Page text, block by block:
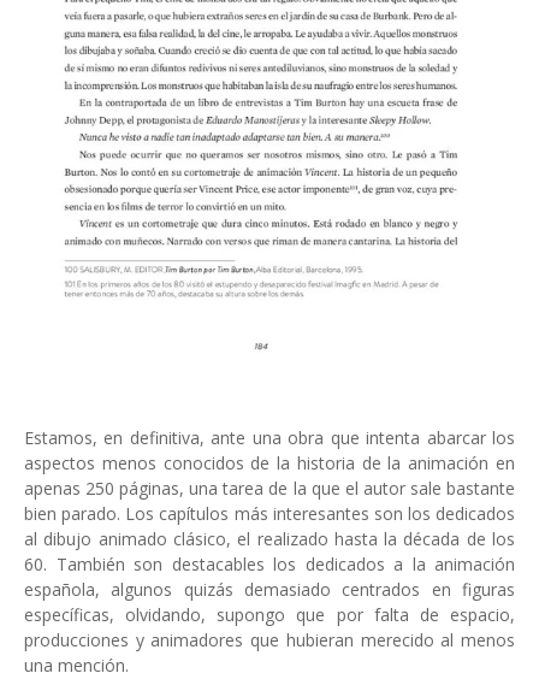
Estamos, en definitiva, ante una obra que intenta abarcar los
aspectos menos conocidos de la historia de la animación en
apenas 250 páginas, una tarea de la que el autor sale bastante
bien parado. Los capítulos más interesantes son los dedicados
al dibujo animado clásico, el realizado hasta la década de los
60. También son destacables los dedicados a la animación
española, algunos quizás demasiado centrados en figuras
específicas, olvidando, supongo que por falta de espacio,
producciones y animadores que hubieran merecido al menos
una mención.